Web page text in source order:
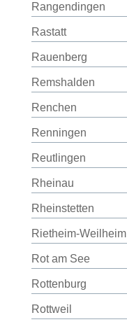
Rangendingen
Rastatt
Rauenberg
Remshalden
Renchen
Renningen
Reutlingen
Rheinau
Rheinstetten
Rietheim-Weilheim
Rot am See
Rottenburg
Rottweil